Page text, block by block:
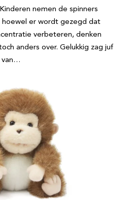
nemen de spinners
hoewel er wordt gezegd dat
verbeteren, denken
anders over. Gelukkig zag juf
van…